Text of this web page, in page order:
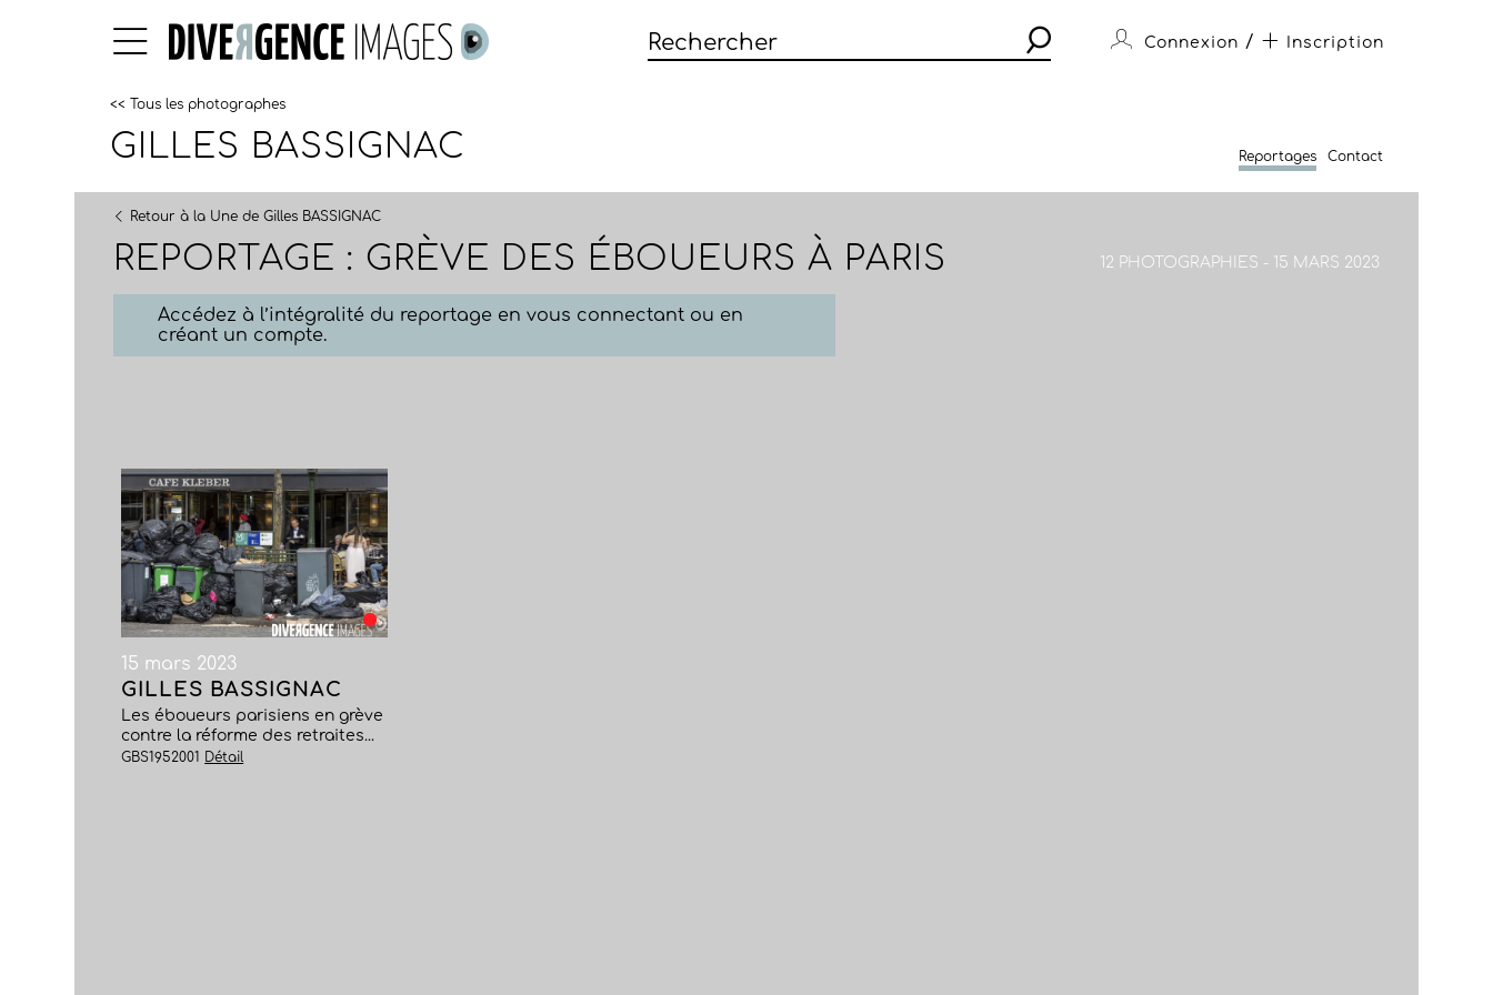
Connexion / Inscription
<< Tous les photographes
GILLES BASSIGNAC Reportages Contact
Retour à la Une de Gilles BASSIGNAC
REPORTAGE : GRÈVE DES ÉBOUEURS À PARIS 12 PHOTOGRAPHIES - 15 MARS 2023
Accédez à l’intégralité du reportage en vous connectant ou en
créant un compte.
15 mars 2023
GILLES BASSIGNAC
Les éboueurs parisiens en grève
contre la réforme des retraites...
GBS1952001 Détail